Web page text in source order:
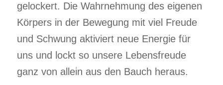
gelockert. Die Wahrnehmung des eigenen
Körpers in der Bewegung mit viel Freude
und Schwung aktiviert neue Energie für
uns und lockt so unsere Lebensfreude
ganz von allein aus den Bauch heraus.